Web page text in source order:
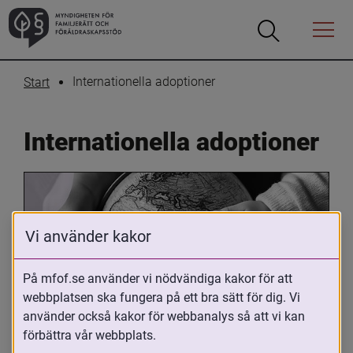
Öppna
Öppna
Menyn
Start Internationella adoptioner
Internationella adoptioner
Oavsett om du är adopterad,
adoptivförälder eller arbetar med
Vi använder kakor
På mfof.se använder vi nödvändiga kakor för att
webbplatsen ska fungera på ett bra sätt för dig. Vi
använder också kakor för webbanalys så att vi kan
förbättra vår webbplats.